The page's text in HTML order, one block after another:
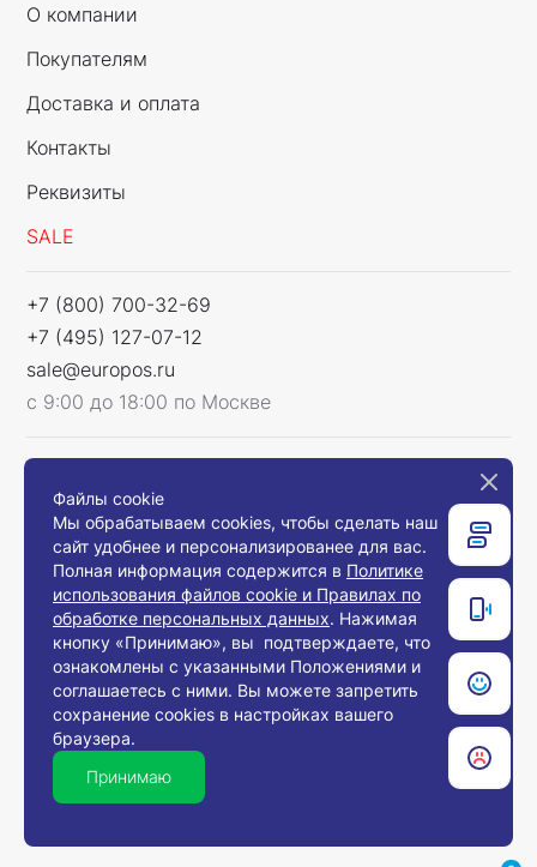
О компании
Покупателям
Доставка и оплата
Контакты
Реквизиты
SALE
+7 (800) 700-32-69
+7 (495) 127-07-12
sale@europos.ru
с 9:00 до 18:00 по Москве
Связаться с нами
© 2008-2026, Компания «Европос Групп». Все
права защищены.
Все товары предназначены для продажи
юридическим лицам и индивидуальным
предпринимателям с целью использования в
хозяйственной деятельности.
Файлы cookie
Мы обрабатываем cookies, чтобы сделать наш
сайт удобнее и персонализированее для вас.
Полная информация содержится в Политике
использования файлов cookie и Правилах по
обработке персональных данных. Нажимая
кнопку «Принимаю», вы подтверждаете, что
ознакомлены с указанными Положениями и
соглашаетесь с ними. Вы можете запретить
сохранение cookies в настройках вашего
браузера.
Принимаю